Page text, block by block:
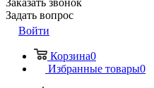
Заказать звонок
Задать вопрос
Войти
Корзина0
Избранные товары0